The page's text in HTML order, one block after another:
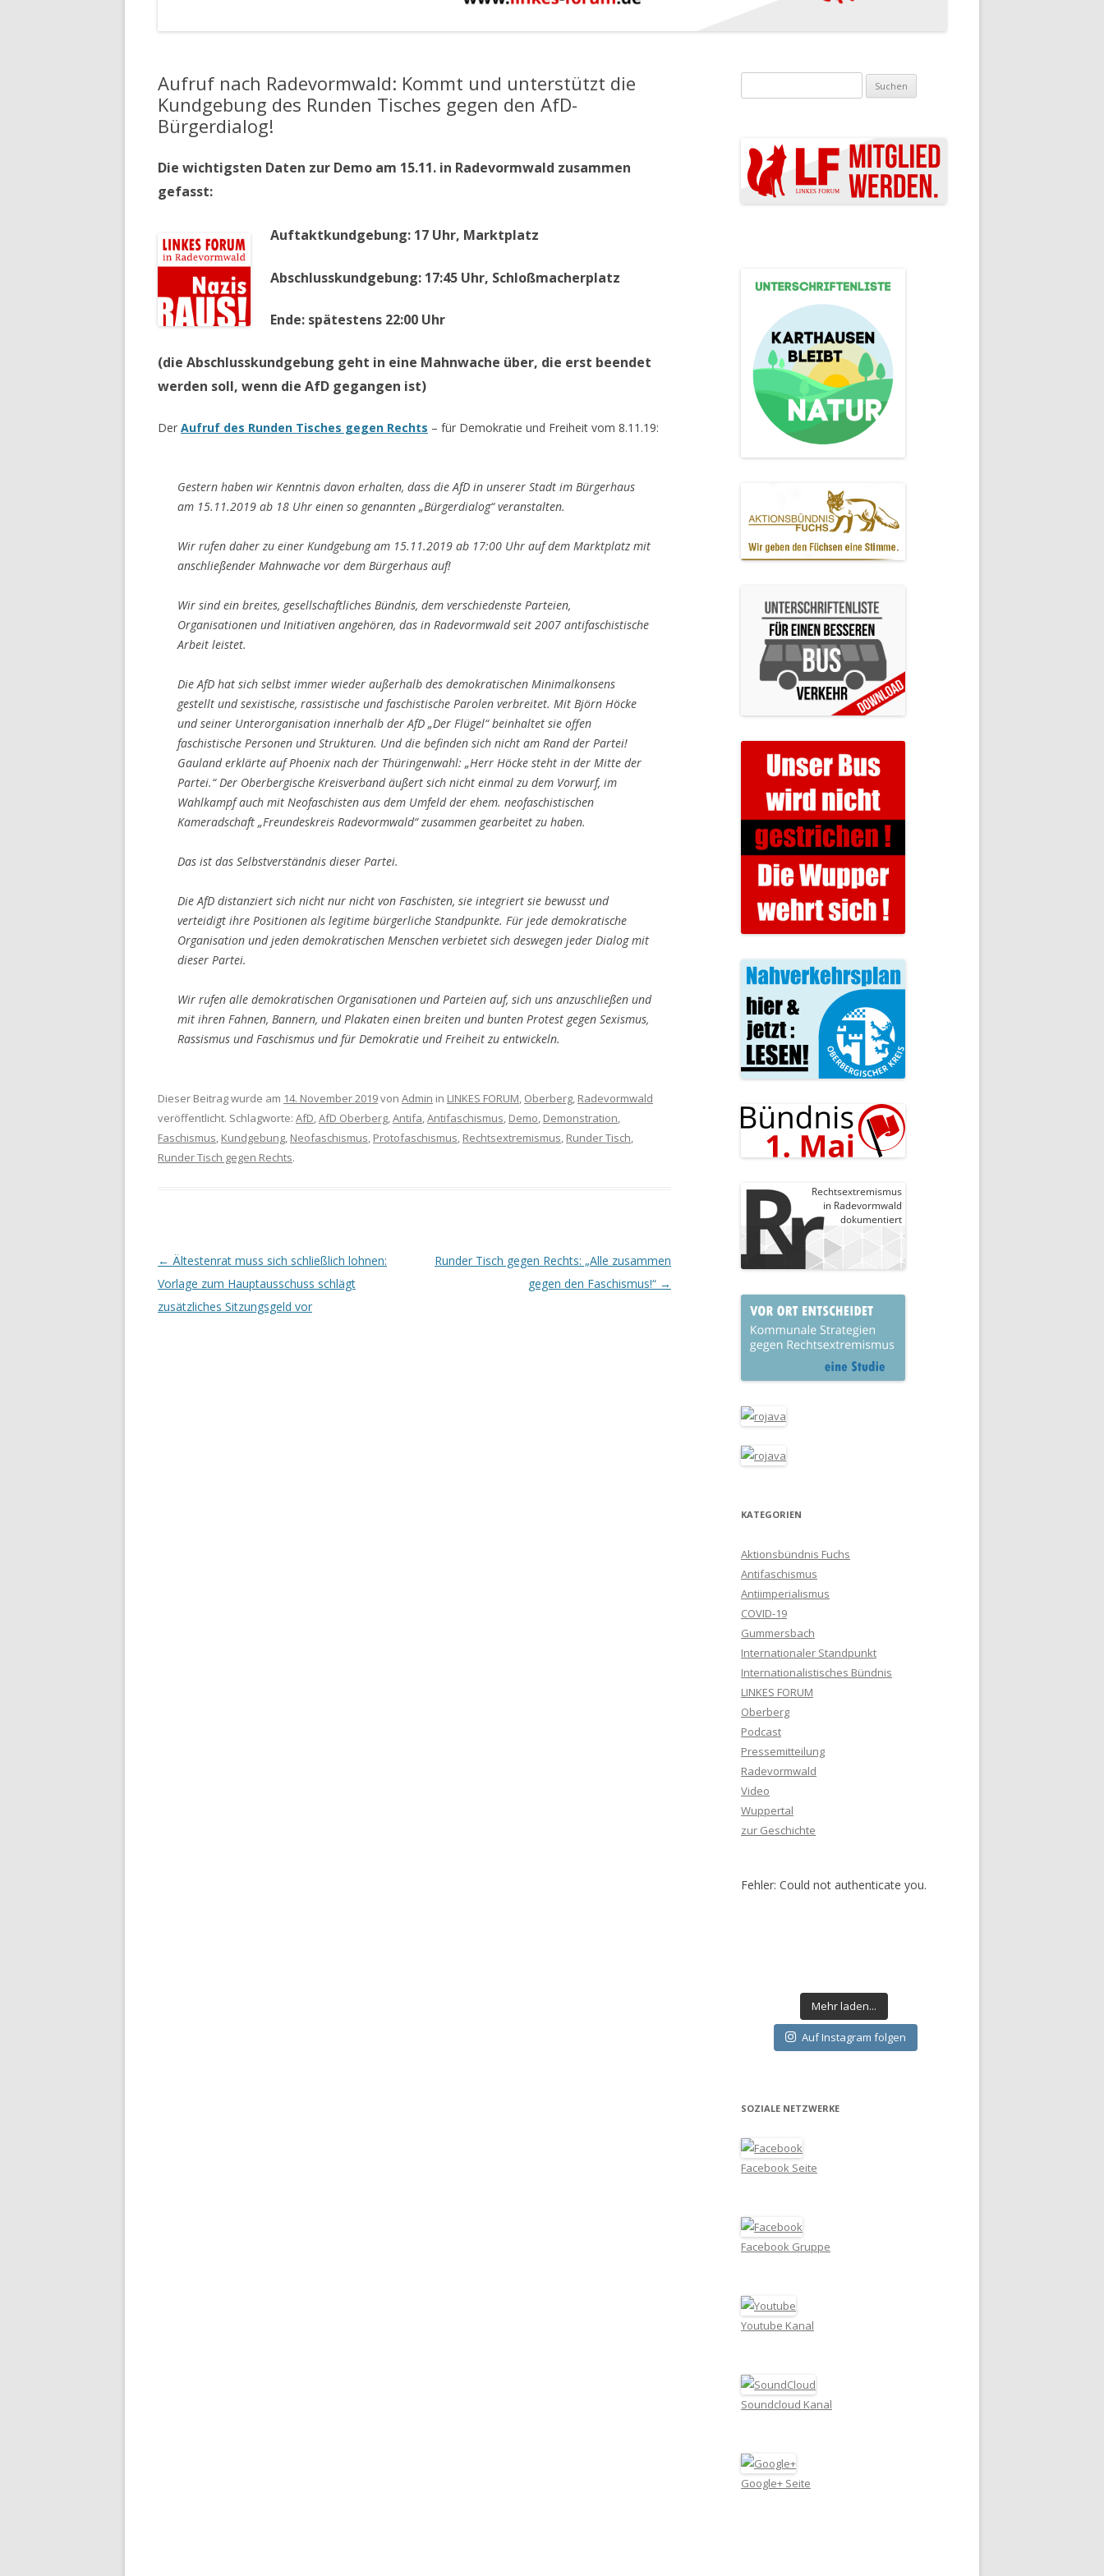
Aufruf nach Radevormwald: Kommt und unterstützt die
Kundgebung des Runden Tisches gegen den AfD-
Bürgerdialog!
Die wichtigsten Daten zur Demo am 15.11. in Radevormwald zusammen
gefasst:
Auftaktkundgebung: 17 Uhr, Marktplatz
Abschlusskundgebung: 17:45 Uhr, Schloßmacherplatz
Ende: spätestens 22:00 Uhr
(die Abschlusskundgebung geht in eine Mahnwache über, die erst beendet
werden soll, wenn die AfD gegangen ist)
Der Aufruf des Runden Tisches gegen Rechts – für Demokratie und Freiheit vom 8.11.19:
Gestern haben wir Kenntnis davon erhalten, dass die AfD in unserer Stadt im Bürgerhaus
am 15.11.2019 ab 18 Uhr einen so genannten „Bürgerdialog“ veranstalten.
Wir rufen daher zu einer Kundgebung am 15.11.2019 ab 17:00 Uhr auf dem Marktplatz mit
anschließender Mahnwache vor dem Bürgerhaus auf!
Wir sind ein breites, gesellschaftliches Bündnis, dem verschiedenste Parteien,
Organisationen und Initiativen angehören, das in Radevormwald seit 2007 antifaschistische
Arbeit leistet.
Die AfD hat sich selbst immer wieder außerhalb des demokratischen Minimalkonsens
gestellt und sexistische, rassistische und faschistische Parolen verbreitet. Mit Björn Höcke
und seiner Unterorganisation innerhalb der AfD „Der Flügel“ beinhaltet sie offen
faschistische Personen und Strukturen. Und die befinden sich nicht am Rand der Partei!
Gauland erklärte auf Phoenix nach der Thüringenwahl: „Herr Höcke steht in der Mitte der
Partei.“ Der Oberbergische Kreisverband äußert sich nicht einmal zu dem Vorwurf, im
Wahlkampf auch mit Neofaschisten aus dem Umfeld der ehem. neofaschistischen
Kameradschaft „Freundeskreis Radevormwald“ zusammen gearbeitet zu haben.
Das ist das Selbstverständnis dieser Partei.
Die AfD distanziert sich nicht nur nicht von Faschisten, sie integriert sie bewusst und
verteidigt ihre Positionen als legitime bürgerliche Standpunkte. Für jede demokratische
Organisation und jeden demokratischen Menschen verbietet sich deswegen jeder Dialog mit
dieser Partei.
Wir rufen alle demokratischen Organisationen und Parteien auf, sich uns anzuschließen und
mit ihren Fahnen, Bannern, und Plakaten einen breiten und bunten Protest gegen Sexismus,
Rassismus und Faschismus und für Demokratie und Freiheit zu entwickeln.
Dieser Beitrag wurde am 14. November 2019von Admin in LINKES FORUM, Oberberg, Radevormwald
veröffentlicht. Schlagworte: AfD,AfD Oberberg,Antifa,Antifaschismus, Demo, Demonstration,
Faschismus, Kundgebung, Neofaschismus, Protofaschismus, Rechtsextremismus, Runder Tisch,
Runder Tisch gegen Rechts.
Artikel-Navigation
← Ältestenrat muss sich schließlich lohnen:
Vorlage zum Hauptausschuss schlägt
zusätzliches Sitzungsgeld vor
Runder Tisch gegen Rechts: „Alle zusammen
gegen den Faschismus!“ →
KATEGORIEN
Aktionsbündnis Fuchs
Antifaschismus
Antiimperialismus
COVID-19
Gummersbach
Internationaler Standpunkt
Internationalistisches Bündnis
LINKES FORUM
Oberberg
Podcast
Pressemitteilung
Radevormwald
Video
Wuppertal
zur Geschichte
Fehler: Could not authenticate you.
Mehr laden...
Auf Instagram folgen
SOZIALE NETZWERKE
Facebook Seite
Facebook Gruppe
Youtube Kanal
Soundcloud Kanal
Google+ Seite